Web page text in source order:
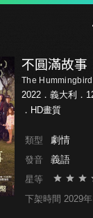
不圓滿故事
The Hummingbird
2022．義大利．
．HD畫質
類型 劇情
發音 義語
星等
下架時間 2029